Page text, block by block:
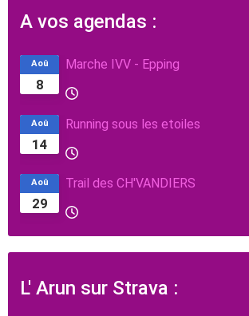
A vos agendas :
8
Aoû Marche IVV - Epping
14
Aoû Running sous les etoiles
29
Aoû Trail des CH'VANDIERS
L' Arun sur Strava :